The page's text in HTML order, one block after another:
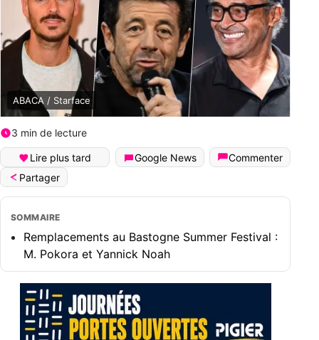
ABACA / Starface
3 min de lecture
Lire plus tard Google News
Commenter
Partager
SOMMAIRE
Remplacements au Bastogne Summer Festival :
M. Pokora et Yannick Noah